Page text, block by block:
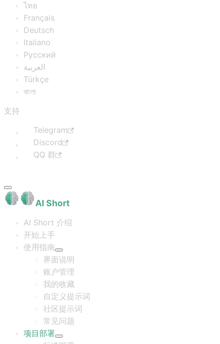
ไทย
Français
Deutsch
Italiano
Русский
العربية
Türkçe
বাংলা
支持
Telegram
Discord
QQ 群
AI Short
AI Short 介绍
开始上手
使用指南
界面说明
账户管理
我的收藏
自定义提示词
社区提示词
常见问题
项目部署